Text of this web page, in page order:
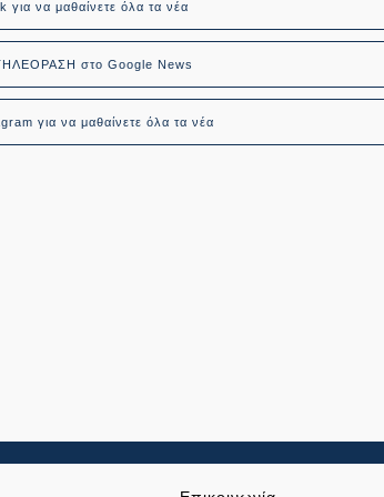
να μαθαίνετε όλα τα νέα
ΤΗΛΕΟΡΑΣΗ στο Google News
για να μαθαίνετε όλα τα νέα